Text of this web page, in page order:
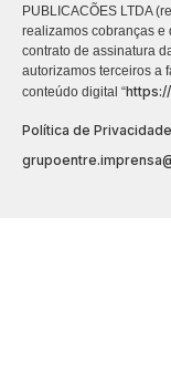
PUBLICACÕES LTDA
realizamos cobranças e
contrato de assinatura
autorizamos terceiros a
conteúdo digital “
Política de Privacidade